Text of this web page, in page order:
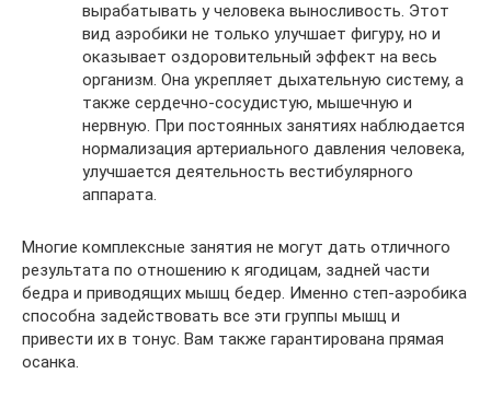
вырабатывать у человека выносливость. Этот
вид аэробики не только улучшает фигуру, но и
оказывает оздоровительный эффект на весь
организм. Она укрепляет дыхательную систему, а
также сердечно-сосудистую, мышечную и
нервную. При постоянных занятиях наблюдается
нормализация артериального давления человека,
улучшается деятельность вестибулярного
аппарата.
Многие комплексные занятия не могут дать отличного
результата по отношению к ягодицам, задней части
бедра и приводящих мышц бедер. Именно степ-аэробика
способна задействовать все эти группы мышц и
привести их в тонус. Вам также гарантирована прямая
осанка.